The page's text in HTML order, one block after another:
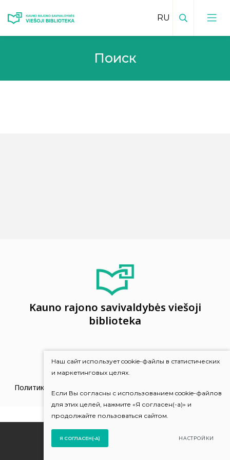
Поиск
Kauno rajono savivaldybės viešoji
biblioteka
Политика конфиденциальности и использования cookie-
© 2022 Все права защищены
Решение:
Наш сайт использует cookie-файлы в статистических
и маркетинговых целях.
Если Вы согласны с использованием cookie-файлов
для этих целей, нажмите «Я согласен(-а)» и
продолжайте пользоваться сайтом.
Я СОГЛАСЕН(-А) НАСТРОЙКИ